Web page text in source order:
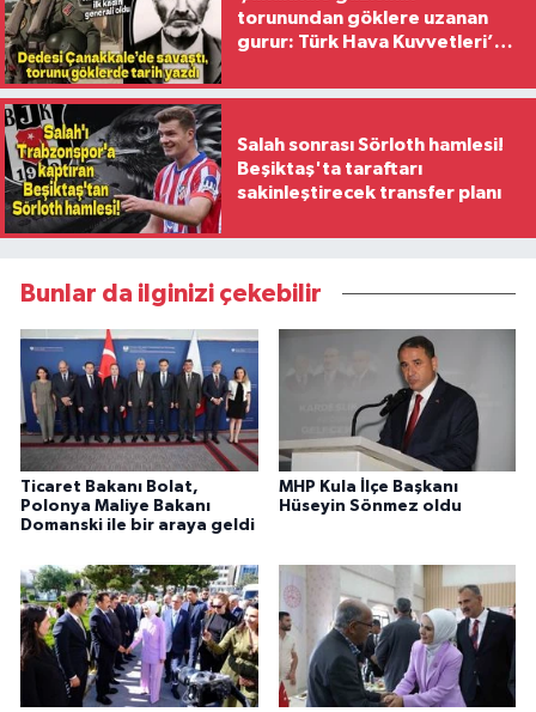
torunundan göklere uzanan
gurur: Türk Hava Kuvvetleri’nin
Salah sonrası Sörloth hamlesi!
Beşiktaş'ta taraftarı
sakinleştirecek transfer planı
Bunlar da ilginizi çekebilir
Ticaret Bakanı Bolat,
Polonya Maliye Bakanı
Domanski ile bir araya geldi
MHP Kula İlçe Başkanı
Hüseyin Sönmez oldu